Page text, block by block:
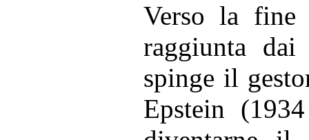
Verso la fine
raggiunta
spinge il
Epstein